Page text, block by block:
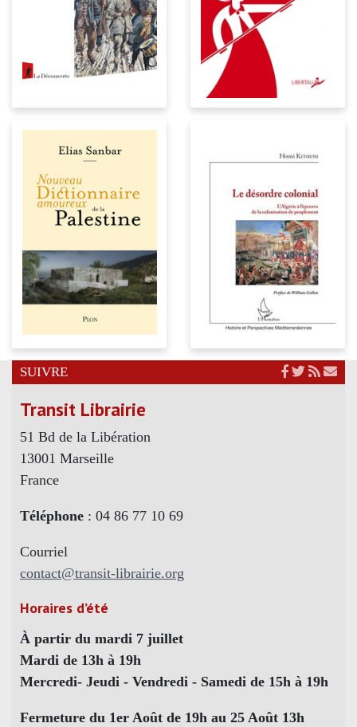
SUIVRE
Transit Librairie
51 Bd de la Libération
13001 Marseille
France
Téléphone : 04 86 77 10 69
Courriel
contact@transit-librairie.org
Horaires d’été
À partir du mardi 7 juillet
Mardi de 13h à 19h
Mercredi- Jeudi - Vendredi - Samedi de 15h à 19h
Fermeture du 1er Août de 19h au 25 Août 13h